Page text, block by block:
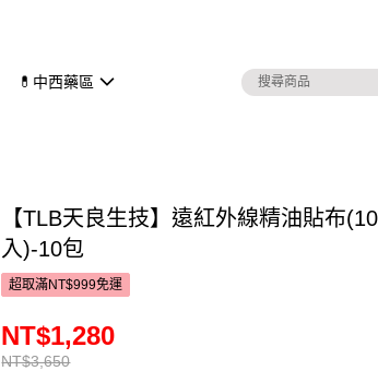
💊中西藥區
【TLB天良生技】遠紅外線精油貼布
入)-10包
超取滿NT$999免運
NT$3,650
NT$1,280